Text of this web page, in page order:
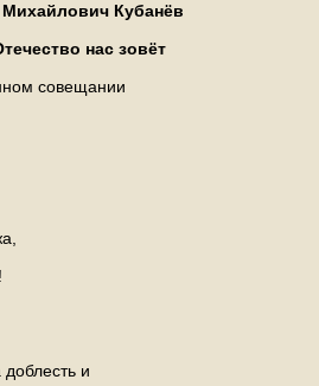
поэтов
Кубанёв
нас зовёт
совещании
и